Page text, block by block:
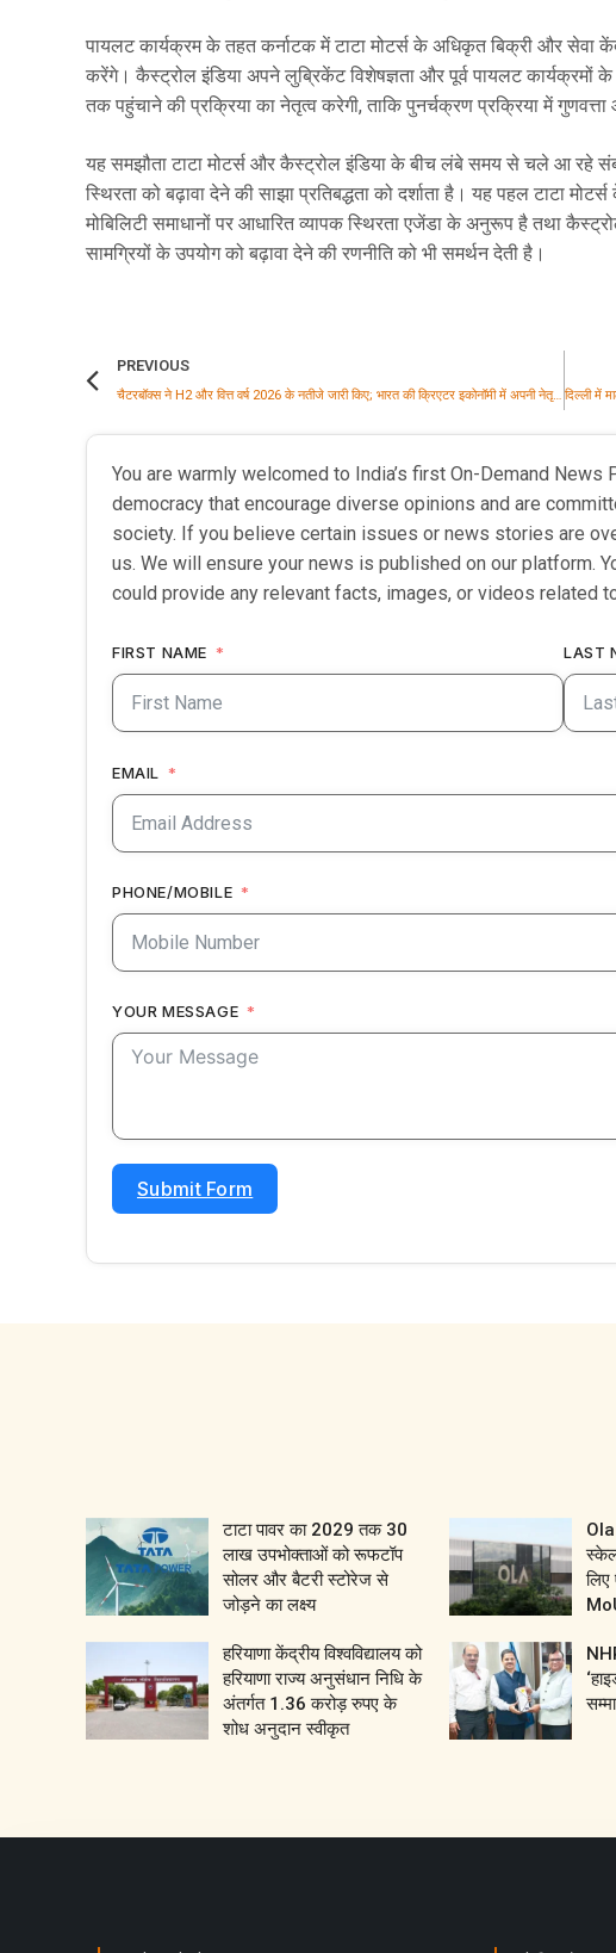
पायलट कार्यक्रम के तहत कर्नाटक में टाटा मोटर्स के अधिकृत बिक्री और
करेंगे। कैस्ट्रोल इंडिया अपने लुब्रिकेंट विशेषज्ञता और पूर्व पायलट
तक पहुंचाने की प्रक्रिया का नेतृत्व करेगी, ताकि पुनर्चक्रण प्रक्रिया में
यह समझौता टाटा मोटर्स और कैस्ट्रोल इंडिया के बीच लंबे समय से चले आ रहे
स्थिरता को बढ़ावा देने की साझा प्रतिबद्धता को दर्शाता है। यह पहल टाटा
मोबिलिटी समाधानों पर आधारित व्यापक स्थिरता एजेंडा के अनुरूप है तथा
सामग्रियों के उपयोग को बढ़ावा देने की रणनीति को भी समर्थन देती है।
PREVIOUS
चैटरबॉक्स ने H2 और वित्त वर्ष 2026 के नतीजे जारी किए; भारत की क्रिएटर इकोनॉमी में अपनी नेतृत्वकारी स्थिति को और मजबूत किया
You are warmly welcomed to India’s first On-Demand
democracy that encourage diverse opinions and are
society. If you believe certain issues or news stories are
us. We will ensure your news is published on our platform.
could provide any relevant facts, images, or videos related
FIRST NAME LAST
EMAIL
PHONE/MOBILE
YOUR MESSAGE
Submit Form
टाटा पावर का 2029 तक 30
लाख उपभोक्ताओं को रूफटॉप
सोलर और बैटरी स्टोरेज से
जोड़ने का लक्ष्य
लिए
हरियाणा केंद्रीय विश्वविद्यालय को
हरियाणा राज्य अनुसंधान निधि के
अंतर्गत 1.36 करोड़ रुपए के
शोध अनुदान स्वीकृत